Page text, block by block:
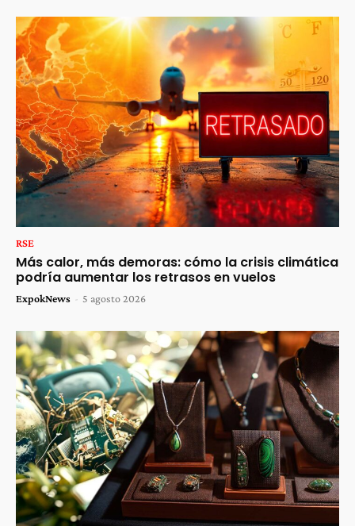
RSE
Más calor, más demoras: cómo la crisis climática
podría aumentar los retrasos en vuelos
ExpokNews - 5 agosto 2026